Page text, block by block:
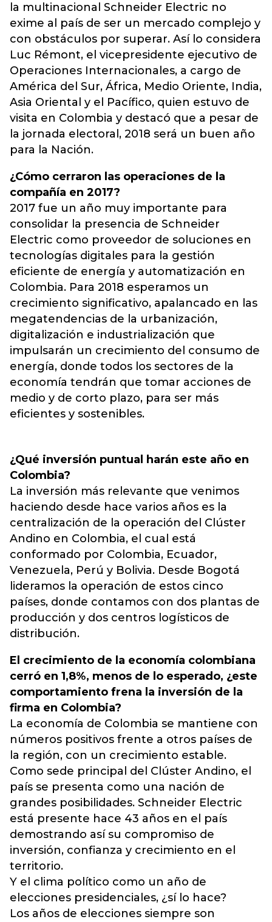
la multinacional Schneider Electric no
exime al país de ser un mercado complejo y
con obstáculos por superar. Así lo considera
Luc Rémont, el vicepresidente ejecutivo de
Operaciones Internacionales, a cargo de
América del Sur, África, Medio Oriente, India,
Asia Oriental y el Pacífico, quien estuvo de
visita en Colombia y destacó que a pesar de
la jornada electoral, 2018 será un buen año
para la Nación.
¿Cómo cerraron las operaciones de la
compañía en 2017?
2017 fue un año muy importante para
consolidar la presencia de Schneider
Electric como proveedor de soluciones en
tecnologías digitales para la gestión
eficiente de energía y automatización en
Colombia. Para 2018 esperamos un
crecimiento significativo, apalancado en las
megatendencias de la urbanización,
digitalización e industrialización que
impulsarán un crecimiento del consumo de
energía, donde todos los sectores de la
economía tendrán que tomar acciones de
medio y de corto plazo, para ser más
eficientes y sostenibles.
¿Qué inversión puntual harán este año en
Colombia?
La inversión más relevante que venimos
haciendo desde hace varios años es la
centralización de la operación del Clúster
Andino en Colombia, el cual está
conformado por Colombia, Ecuador,
Venezuela, Perú y Bolivia. Desde Bogotá
lideramos la operación de estos cinco
países, donde contamos con dos plantas de
producción y dos centros logísticos de
distribución.
El crecimiento de la economía colombiana
cerró en 1,8%, menos de lo esperado, ¿este
comportamiento frena la inversión de la
firma en Colombia?
La economía de Colombia se mantiene con
números positivos frente a otros países de
la región, con un crecimiento estable.
Como sede principal del Clúster Andino, el
país se presenta como una nación de
grandes posibilidades. Schneider Electric
está presente hace 43 años en el país
demostrando así su compromiso de
inversión, confianza y crecimiento en el
territorio.
Y el clima político como un año de
elecciones presidenciales, ¿sí lo hace?
Los años de elecciones siempre son